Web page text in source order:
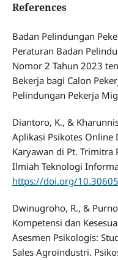
References
Badan Pelindungan
Peraturan Badan
Nomor 2 Tahun 2023
Bekerja bagi Calon
Pelindungan Pekerja
Diantoro, K., &
Aplikasi Psikotes Online
Karyawan di Pt. Trimitra
Ilmiah Teknologi
https://doi.org/
Dwinugroho, R., &
Kompetensi dan
Asesmen Psikologis:
Sales Agroindustri.